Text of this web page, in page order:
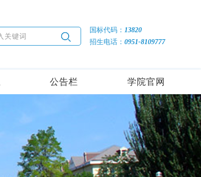
国标代码： 13820
招生电话： 0951-8109777
公告栏 学院官网